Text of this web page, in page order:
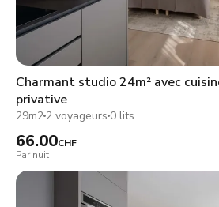
Charmant studio 24m² avec
privative
29m2 2 voyageurs 0 lits
66.00CHF
Par nuit